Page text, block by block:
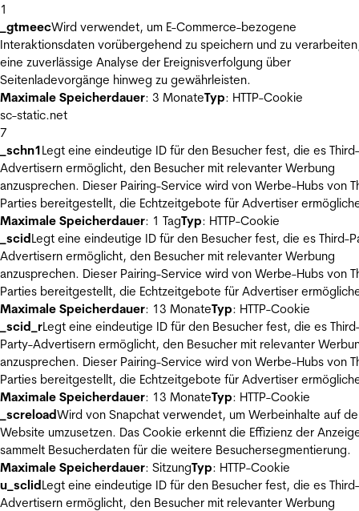
1
_gtmeecWird verwendet, um E-Commerce-bezogene
Interaktionsdaten vorübergehend zu speichern und zu
eine zuverlässige Analyse der Ereignisverfolgung über
Seitenladevorgänge hinweg zu gewährleisten.
Maximale Speicherdauer: 3 MonateTyp: HTTP-Cookie
sc-static.net
7
_schn1Legt eine eindeutige ID für den Besucher fest, die es
Advertisern ermöglicht, den Besucher mit relevanter Werbung
anzusprechen. Dieser Pairing-Service wird von Werbe-Hubs von
Parties bereitgestellt, die Echtzeitgebote für Advertiser
Maximale Speicherdauer: 1 TagTyp: HTTP-Cookie
_scidLegt eine eindeutige ID für den Besucher fest, die es Third-
Advertisern ermöglicht, den Besucher mit relevanter Werbung
anzusprechen. Dieser Pairing-Service wird von Werbe-Hubs von
Parties bereitgestellt, die Echtzeitgebote für Advertiser
Maximale Speicherdauer: 13 MonateTyp: HTTP-Cookie
_scid_rLegt eine eindeutige ID für den Besucher fest, die es
Party-Advertisern ermöglicht, den Besucher mit relevanter
anzusprechen. Dieser Pairing-Service wird von Werbe-Hubs von
Parties bereitgestellt, die Echtzeitgebote für Advertiser
Maximale Speicherdauer: 13 MonateTyp: HTTP-Cookie
_screloadWird von Snapchat verwendet, um Werbeinhalte auf
Website umzusetzen. Das Cookie erkennt die Effizienz der
sammelt Besucherdaten für die weitere Besuchersegmentierung.
Maximale Speicherdauer: SitzungTyp: HTTP-Cookie
u_sclidLegt eine eindeutige ID für den Besucher fest, die es
Advertisern ermöglicht, den Besucher mit relevanter Werbung